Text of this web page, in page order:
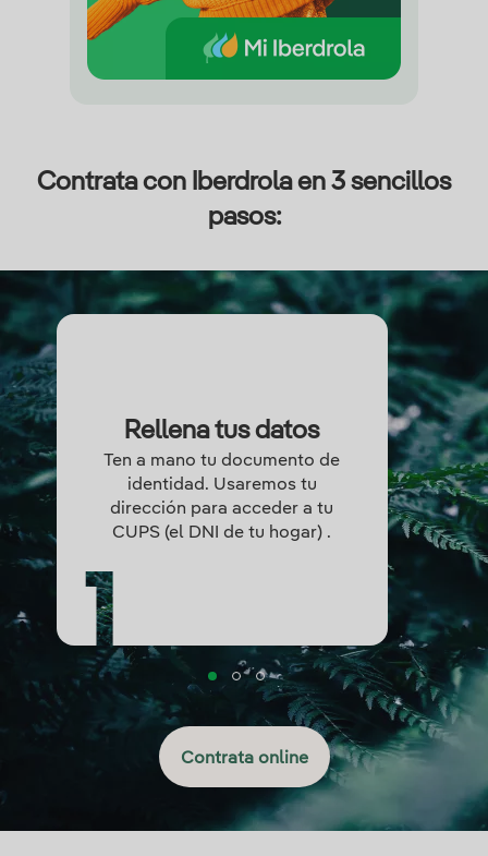
Contrata con Iberdrola en 3 sencillos
pasos:
Rellena tus datos
Ten a mano tu documento de
identidad. Usaremos tu
dirección para acceder a tu
CUPS (el DNI de tu hogar) .
Contrata online